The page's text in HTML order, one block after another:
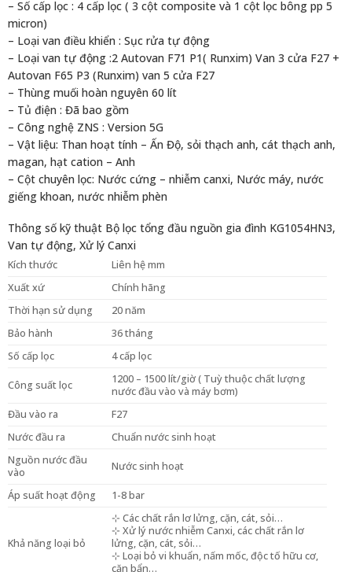
– Số cấp lọc : 4 cấp lọc ( 3 cột composite và 1 cột lọc bông pp 5
micron)
– Loại van điều khiển : Sục rửa tự động
– Loại van tự động :2 Autovan F71 P1( Runxim) Van 3 cửa F27 +
Autovan F65 P3 (Runxim) van 5 cửa F27
– Thùng muối hoàn nguyên 60 lít
– Tủ điện : Đã bao gồm
– Công nghệ ZNS : Version 5G
– Vật liệu: Than hoạt tính – Ấn Độ, sỏi thạch anh, cát thạch anh,
magan, hạt cation – Anh
– Cột chuyên lọc: Nước cứng – nhiễm canxi, Nước máy, nước
giếng khoan, nước nhiễm phèn
Thông số kỹ thuật Bộ lọc tổng đầu nguồn gia đình KG1054HN3,
Van tự động, Xử lý Canxi
Kích thước
Liên hệ mm
Xuất xứ
Chính hãng
Thời hạn sử dụng
20 năm
Bảo hành
36 tháng
Số cấp lọc
4 cấp lọc
Công suất lọc
1200 – 1500 lít/giờ ( Tuỳ thuộc chất lượng
nước đầu vào và máy bơm)
Đầu vào ra
F27
Nước đầu ra
Chuẩn nước sinh hoạt
Nguồn nước đầu
vào
Nước sinh hoạt
Áp suất hoạt động 1-8 bar
Khả năng loại bỏ
⊹ Các chất rắn lơ lửng, cặn, cát, sỏi…
⊹ Xử lý nước nhiễm Canxi, các chất rắn lơ
lửng, cặn, cát, sỏi…
⊹ Loại bỏ vi khuẩn, nấm mốc, độc tố hữu cơ,
cặn bẩn…